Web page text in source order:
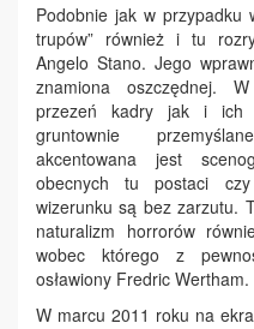
Podobnie jak w przypadku
trupów” również i tu
Angelo Stano. Jego
znamiona oszczędnej.
przezeń kadry jak i ich
gruntownie
akcentowana jest
obecnych tu postaci
wizerunku są bez zarzutu.
naturalizm horrorów
wobec którego z
osławiony Fredric Wertham.
W marcu 2011 roku na